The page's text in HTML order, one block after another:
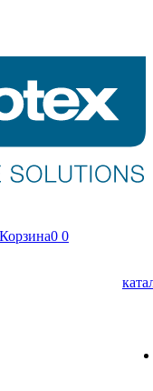
Корзина0 0